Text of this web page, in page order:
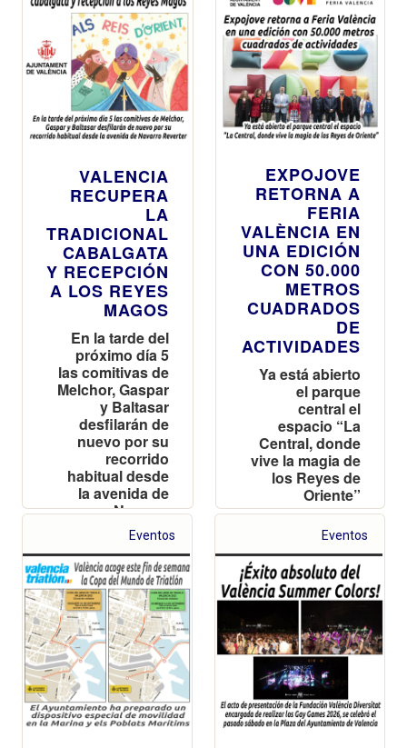
VALENCIA
RECUPERA
LA
TRADICIONAL
CABALGATA
Y RECEPCIÓN
A LOS REYES
MAGOS
En la tarde del
próximo día 5
las comitivas de
Melchor, Gaspar
y Baltasar
desfilarán de
nuevo por su
recorrido
habitual desde
la avenida de
Navarro
Reverter
EXPOJOVE
RETORNA A
FERIA
VALÈNCIA EN
UNA EDICIÓN
CON 50.000
METROS
CUADRADOS
DE
ACTIVIDADES
Ya está abierto
el parque
central el
espacio “La
Central, donde
vive la magia de
los Reyes de
Oriente”
Eventos Eventos